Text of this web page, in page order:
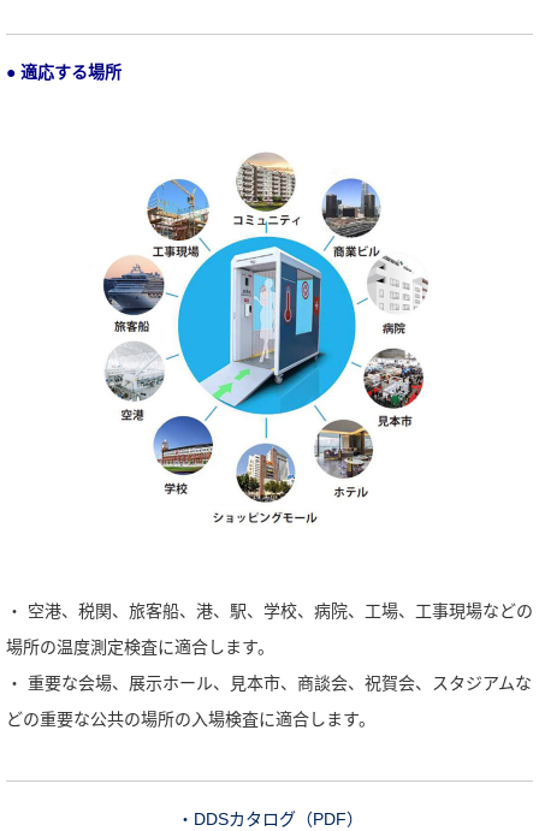
● 適応する場所
・ 空港、税関、旅客船、港、駅、学校、病院、工場、工事現場などの
場所の温度測定検査に適合します。
・ 重要な会場、展示ホール、見本市、商談会、祝賀会、スタジアムな
どの重要な公共の場所の入場検査に適合します。
・DDSカタログ（PDF）